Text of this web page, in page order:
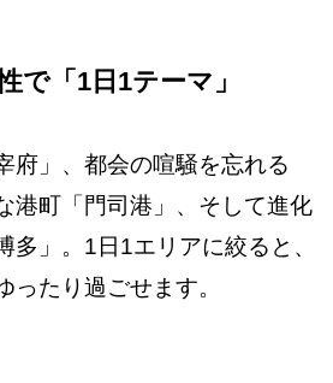
で「1日1テーマ」
府」、都会の喧騒を忘れる
港町「門司港」、そして進化
多」。1日1エリアに絞ると、
ったり過ごせます。